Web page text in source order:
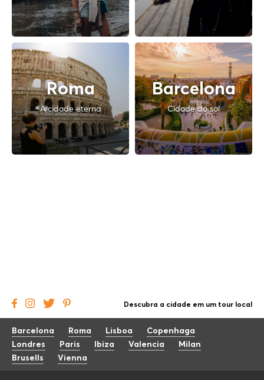
Roma
A cidade eterna
Barcelona
Cidade do sol
Descubra a cidade em um tour local
Barcelona Roma Lisboa
Copenhaga
Londres
Paris Ibiza Valencia
Milan
Brusells
Vienna